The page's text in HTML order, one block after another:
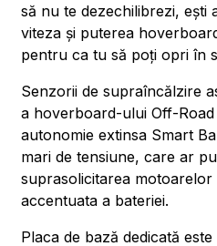
să nu te dezechilibrezi, ești
viteza și puterea
pentru ca tu să poți opri în
Senzorii de supraîncălzire
a hoverboard-ului Off-Road
autonomie extinsa Smart
mari de tensiune, care ar
suprasolicitarea
accentuata a bateriei.
Placa de bază dedicată